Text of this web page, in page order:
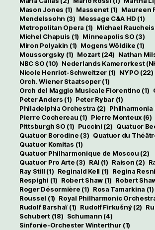
Mason Jones (1) Massenet(1) Maureen
Mendelssohn (3) Message C&A HD (1)
Metropolitan Opera (1) Michael
Michel Chapuis (1) Minneapolis SO (3)
Miron Polyakin (1) Mogens Wöldike (1)
Moussorgsky(1) Mozart(24) Nathan
NBC SO (10) Nederlands Kamerorkest
Nicole Henriot-Schweitzer (1) NYPO (22)
Orch. Wiener Staatsoper(1)
Orch del Maggio Musicale Fiorentino (1)
Peter Anders (1) Peter Rybar(1)
Philadelphia Orchestra (2)
Pierre Cochereau (1) Pierre Monteux (6)
Pittsburgh SO (1) Puccini (2) Quatuor
Quatuor Borodine (3) Quatuor du
Quatuor Komitas (1)
Quatuor Philharmonique de Moscou (2)
Quatuor Pro Arte (3) RAI (1) Raison (2)
Ray Still (1) Reginald Kell (1) Regina
Respighi (1) Robert Shaw(1) Robert
Roger Désormière (1) Rosa Tamarkina (1)
Roussel (1) Royal Philharmonic
Rudolf Barshaï (1) Rudolf Firkušný(2)
Schubert(18) Schumann (4)
Sinfonie-Orchester Winterthur (1)